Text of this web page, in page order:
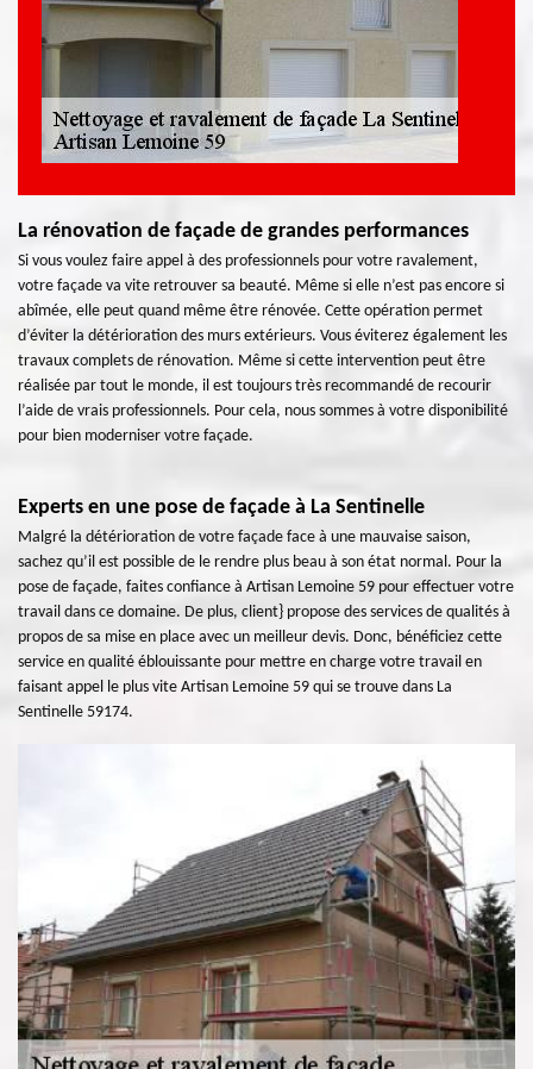
La rénovation de façade de grandes performances
Si vous voulez faire appel à des professionnels pour votre ravalement,
votre façade va vite retrouver sa beauté. Même si elle n’est pas encore si
abîmée, elle peut quand même être rénovée. Cette opération permet
d’éviter la détérioration des murs extérieurs. Vous éviterez également les
travaux complets de rénovation. Même si cette intervention peut être
réalisée par tout le monde, il est toujours très recommandé de recourir
l’aide de vrais professionnels. Pour cela, nous sommes à votre disponibilité
pour bien moderniser votre façade.
Experts en une pose de façade à La Sentinelle
Malgré la détérioration de votre façade face à une mauvaise saison,
sachez qu’il est possible de le rendre plus beau à son état normal. Pour la
pose de façade, faites confiance à Artisan Lemoine 59 pour effectuer votre
travail dans ce domaine. De plus, client} propose des services de qualités à
propos de sa mise en place avec un meilleur devis. Donc, bénéficiez cette
service en qualité éblouissante pour mettre en charge votre travail en
faisant appel le plus vite Artisan Lemoine 59 qui se trouve dans La
Sentinelle 59174.